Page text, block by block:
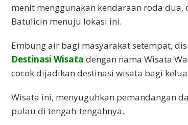
menit menggunakan kendaraan roda dua,
Batulicin menuju lokasi ini.
Embung air bagi masyarakat setempat,
Destinasi Wisata dengan nama Wisata
cocok dijadikan destinasi wisata bagi
Wisata ini, menyuguhkan pemandangan
pulau di tengah-tengahnya.